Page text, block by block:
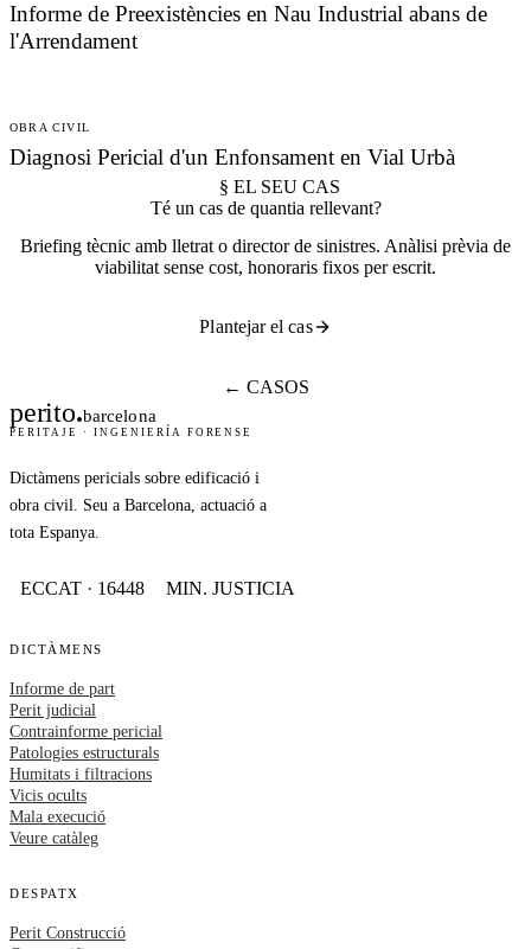
Informe de Preexistències en Nau Industrial abans de
l'Arrendament
OBRA CIVIL
Diagnosi Pericial d'un Enfonsament en Vial Urbà
§ EL SEU CAS
Té un cas de quantia rellevant?
Briefing tècnic amb lletrat o director de sinistres. Anàlisi prèvia de
viabilitat sense cost, honoraris fixos per escrit.
Plantejar el cas
← CASOS
perito.barcelona
PERITAJE · INGENIERÍA FORENSE
Dictàmens pericials sobre edificació i
obra civil. Seu a Barcelona, actuació a
tota Espanya.
ECCAT · 16448 MIN. JUSTICIA
DICTÀMENS
Informe de part
Perit judicial
Contrainforme pericial
Patologies estructurals
Humitats i filtracions
Vicis ocults
Mala execució
Veure catàleg
DESPATX
Perit Construcció